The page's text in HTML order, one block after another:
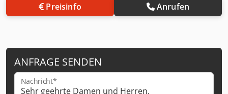
Preisinfo Anrufen
ANFRAGE SENDEN
Nachricht*